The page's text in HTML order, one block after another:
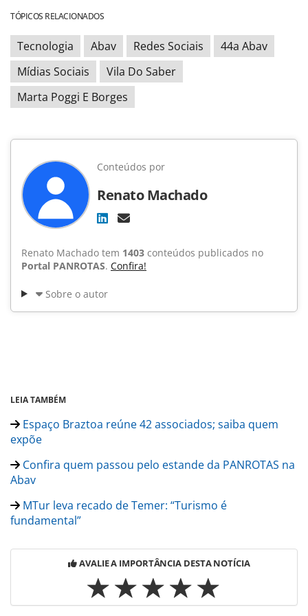
TÓPICOS RELACIONADOS
Tecnologia Abav Redes Sociais
44a Abav
Mídias Sociais
Vila Do Saber
Marta Poggi E Borges
Conteúdos por
Renato Machado
Renato Machado tem 1403 conteúdos publicados no
Portal PANROTAS. Confira!
Sobre o autor
LEIA TAMBÉM
Espaço Braztoa reúne 42 associados; saiba quem
expõe
Confira quem passou pelo estande da PANROTAS na
Abav
MTur leva recado de Temer: “Turismo é
fundamental”
AVALIE A IMPORTÂNCIA DESTA NOTÍCIA